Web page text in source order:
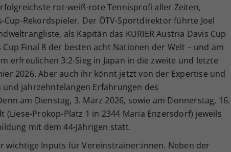
rot-weiß-rote Tennisprofi aller Zeiten,
Rekordspieler. Der ÖTV-Sportdirektor führte Joel
als Kapitän das KURIER Austria Davis Cup
Final 8 der besten acht Nationen der Welt – und am
erfreulichen 3:2-Sieg in Japan in die zweite und letzte
2026. Aber auch ihr könnt jetzt von der Expertise und
jahrzehntelangen Erfahrungen des
am Dienstag, 3. März 2026, sowie am Donnerstag, 16.
(Liese-Prokop-Platz 1 in 2344 Maria Enzersdorf) jeweils
mit dem 44-Jährigen statt.
wichtige Inputs für Vereinstrainer:innen. Neben der